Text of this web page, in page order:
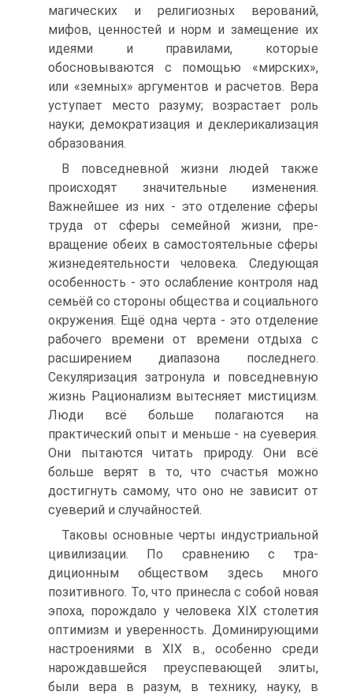
магических и религиозных верований,
мифов, ценностей и норм и замещение их
идеями и правилами, которые
обосновываются с помощью «мирских»,
или «зем­ных» аргументов и расчетов. Вера
уступает место разуму; возрастает роль
науки; демократизация и деклерикализация
образования.
В повседневной жизни людей также
происходят значительные изменения.
Важнейшее из них - это отделение сферы
труда от сферы семейной жизни, пре­
вращение обеих в самостоятельные сферы
жизнедеятельности человека. Следу­ющая
особенность - это ослабление контроля над
семьёй со стороны общества и социального
окружения. Ещё одна черта - это отделение
рабочего времени от времени отдыха с
расширением диапазона последнего.
Секуляризация затрону­ла и повседневную
жизнь Рационализм вытесняет мистицизм.
Люди всё больше полагаются на
практический опыт и меньше - на суеверия.
Они пытаются читать природу. Они всё
больше верят в то, что счастья можно
достигнуть самому, что оно не зависит от
суеверий и случайностей.
Таковы основные черты индустриальной
цивилизации. По сравнению с тра­
диционным обществом здесь много
позитивного. То, что принесла с собой новая
эпоха, порождало у человека XIX столетия
оптимизм и уверенность. Доминиру­ющими
настроениями в XIX в., особенно среди
нарождавшейся преуспевающей элиты,
были вера в разум, в технику, науку, в